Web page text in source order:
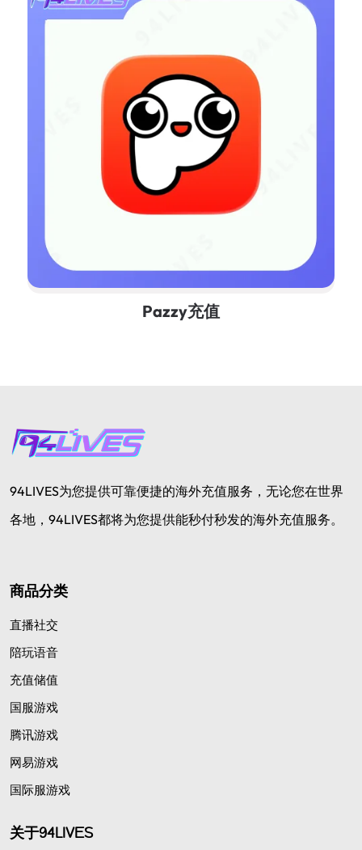
Pazzy充值
94LIVES为您提供可靠便捷的海外充值服务，无论您在世界
各地，94LIVES都将为您提供能秒付秒发的海外充值服务。
商品分类
直播社交
陪玩语音
充值储值
国服游戏
腾讯游戏
网易游戏
国际服游戏
关于94LIVES